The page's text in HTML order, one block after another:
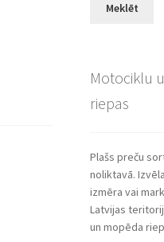
Meklēt
Motociklu
riepas
Plašs preču
noliktavā.
izmēra vai
Latvijas
un mopēda